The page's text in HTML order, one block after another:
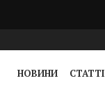
НОВИНИ СТАТТІ